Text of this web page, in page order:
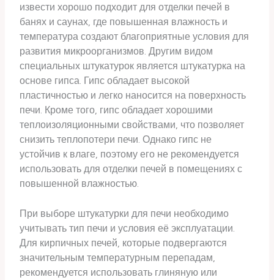
извести хорошо подходит для отделки печей в
банях и саунах, где повышенная влажность и
температура создают благоприятные условия для
развития микроорганизмов. Другим видом
специальных штукатурок является штукатурка на
основе гипса. Гипс обладает высокой
пластичностью и легко наносится на поверхность
печи. Кроме того, гипс обладает хорошими
теплоизоляционными свойствами, что позволяет
снизить теплопотери печи. Однако гипс не
устойчив к влаге, поэтому его не рекомендуется
использовать для отделки печей в помещениях с
повышенной влажностью.
При выборе штукатурки для печи необходимо
учитывать тип печи и условия её эксплуатации.
Для кирпичных печей, которые подвергаются
значительным температурным перепадам,
рекомендуется использовать глиняную или